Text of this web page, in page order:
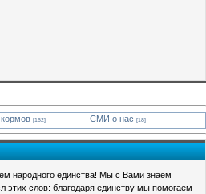
[162] СМИ о нас [18]
народного единства! Мы с Вами знаем
этих слов: благодаря единству мы помогаем